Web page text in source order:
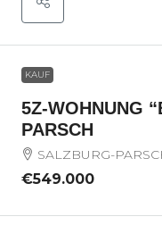
KAUF
5Z-WOHNUNG
PARSCH
SALZBURG-
€549.000